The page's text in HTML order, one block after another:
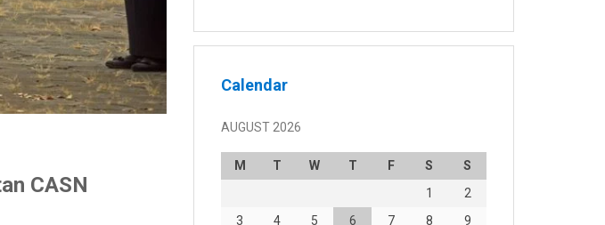
CASN
Calendar
AUGUST 2026
M T W T F S
S
1
2
3
4 5 6 7 8
9